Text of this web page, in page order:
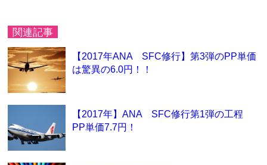
関連記事
【2017年ANA SFC修行】第3弾のPP単価
は驚異の6.0円！！
【2017年】ANA SFC修行第1弾の工程
PP単価7.7円！